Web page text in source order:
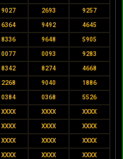
9027 2693 9257
6364 9492 4645
8336 9648 5905
0077 0093 9283
8342 8274 4668
2268 9040 1886
0384 0368 5526
XXXX XXXX XXXX
XXXX XXXX XXXX
XXXX XXXX XXXX
XXXX XXXX XXXX